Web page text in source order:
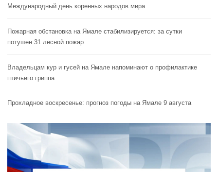
Международный день коренных народов мира
Пожарная обстановка на Ямале стабилизируется: за сутки
потушен 31 лесной пожар
Владельцам кур и гусей на Ямале напоминают o профилактике
птичьего гриппа
Прохладное воскресенье: прогноз погоды на Ямале 9 августа